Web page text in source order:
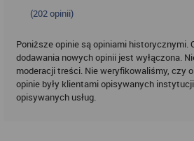
(202opinii)
Poniższe opinie są opiniami historycznymi.
dodawania nowych opinii jest wyłączona.
moderacji treści. Nie weryfikowaliśmy, czy
opinie były klientami opisywanych
opisywanych usług.